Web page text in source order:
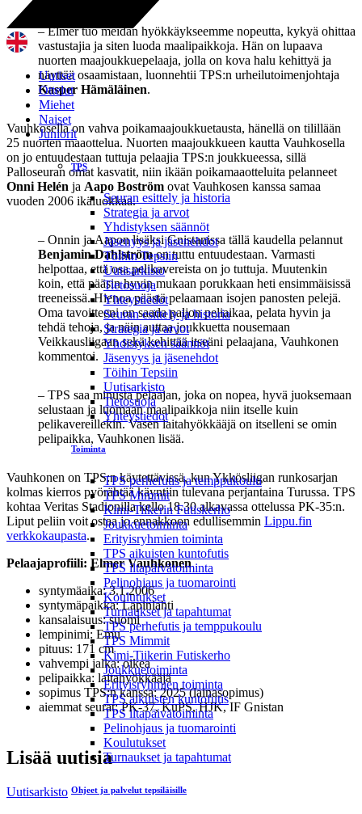
Uutiset
Ottelut
Miehet
Naiset
Juniorit
TPS
Seuran esittely ja historia
Strategia ja arvot
Yhdistyksen säännöt
Jäsenyys ja jäsenehdot
Töihin Tepsiin
Uutisarkisto
Tietosuoja
Yhteystiedot
Seuran esittely ja historia
Strategia ja arvot
Yhdistyksen säännöt
Jäsenyys ja jäsenehdot
Töihin Tepsiin
Uutisarkisto
Tietosuoja
Yhteystiedot
Toiminta
TPS perhefutis ja temppukoulu
TPS Mimmit
Kimi-Tiikerin Futiskerho
Joukkuetoiminta
Erityisryhmien toiminta
TPS aikuisten kuntofutis
TPS iltapäivätoiminta
Pelinohjaus ja tuomarointi
Koulutukset
Turnaukset ja tapahtumat
TPS perhefutis ja temppukoulu
TPS Mimmit
Kimi-Tiikerin Futiskerho
Joukkuetoiminta
Erityisryhmien toiminta
TPS aikuisten kuntofutis
TPS iltapäivätoiminta
Pelinohjaus ja tuomarointi
Koulutukset
Turnaukset ja tapahtumat
Ohjeet ja palvelut tepsiläisille
– Elmer tuo meidän hyökkäykseemme nopeutta, kykyä ohittaa
vastustajia ja siten luoda maalipaikkoja. Hän on lupaava
nuorten maajoukkuepelaaja, jolla on kova halu kehittyä ja
näyttää osaamistaan, luonnehtii TPS:n urheilutoimenjohtaja
Kasper Hämäläinen.
Vauhkosella on vahva poikamaajoukkuetausta, hänellä on tilillään
25 nuorten maaottelua. Nuorten maajoukkueen kautta Vauhkosella
on jo entuudestaan tuttuja pelaajia TPS:n joukkueessa, sillä
Palloseuran omat kasvatit, niin ikään poikamaaotteluita pelanneet
Onni Helén ja Aapo Boström ovat Vauhkosen kanssa samaa
vuoden 2006 ikäluokkaa.
– Onnin ja Aapon lisäksi Gnistanissa tällä kaudella pelannut
Benjamin Dahlströmon tuttu entuudestaan. Varmasti
helpottaa, että osa pelikavereista on jo tuttuja. Muutenkin
koin, että pääsin hyvin mukaan porukkaan heti ensimmäisissä
treeneissä. Hienoa päästä pelaamaan isojen panosten pelejä.
Oma tavoitteeni on saada paljon peliaikaa, pelata hyvin ja
tehdä tehoja, ja näin auttaa joukkuetta nousemaan
Veikkausliigaan sekä kehittää itseäni pelaajana, Vauhkonen
kommentoi.
– TPS saa minusta pelaajan, joka on nopea, hyvä juoksemaan
selustaan ja luomaan maalipaikkoja niin itselle kuin
pelikavereillekin. Vasen laitahyökkääjä on itselleni se omin
pelipaikka, Vauhkonen lisää.
Vauhkonen on TPS:n käytettävissä, kun Ykkösliigan runkosarjan
kolmas kierros pyörähtää käyntiin tulevana perjantaina Turussa. TPS
kohtaa Veritas Stadionilla kello 18.30 alkavassa ottelussa PK-35:n.
Liput peliin voit ostaa jo ennakkoon edullisemmin Lippu.fin
verkkokaupasta.
Pelaajaprofiili: Elmer Vauhkonen
syntymäaika: 3.1.2006
syntymäpaikka: Lapinlahti
kansalaisuus: suomi
lempinimi: Emu
pituus: 171 cm
vahvempi jalka: oikea
pelipaikka: laitahyökkääjä
sopimus TPS:n kanssa: 2025 (lainasopimus)
aiemmat seurat: PK-37, KuPS, HJK, IF Gnistan
Lisää uutisia
Uutisarkisto